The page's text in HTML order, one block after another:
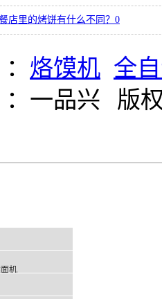
店里的烤饼有什么不同？ 0
烙馍机 全
一品兴
版
机